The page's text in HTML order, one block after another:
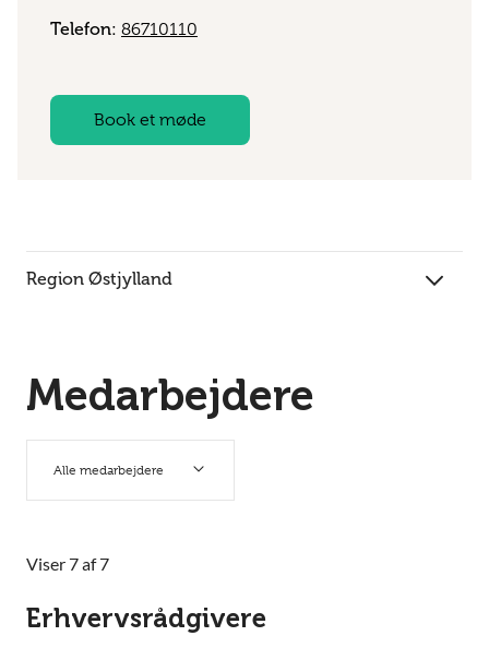
Telefon: 86710110
Book et møde
Region Østjylland
Medarbejdere
Alle medarbejdere
Viser 7 af 7
Erhvervsrådgivere